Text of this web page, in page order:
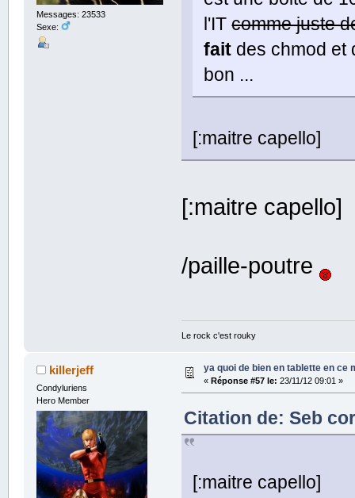
Messages: 23533
Sexe:
l'ITcomme juste
fait des chmod et
bon ...
[:maitre capello]
[:maitre capello]
/paille-poutre
Le rock c'est rouky
killerjeff
Condyluriens
Hero Member
ya quoi de bien en tablette en ce
« Réponse #57 le: 23/11/12 09:01 »
Citation de: Seb
[:maitre capello]